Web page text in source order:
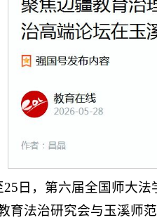
25日，第六届全国师大
育法治研究会与玉溪师